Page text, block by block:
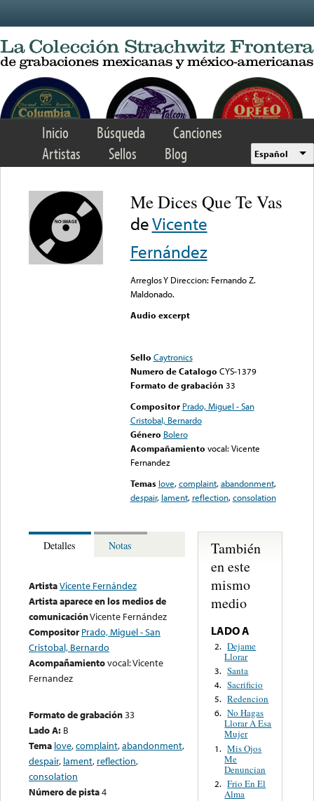
Inicio Búsqueda
Canciones
Artistas
Sellos Blog Español
Me Dices Que Te Vas
deVicente
Fernández
Arreglos Y Direccion: Fernando Z.
Maldonado.
Audio excerpt
Sello Caytronics
Numero de Catalogo CYS-1379
Formato de grabación 33
Compositor Prado, Miguel - San
Cristobal, Bernardo
Género Bolero
Acompañamiento vocal: Vicente
Fernandez
Temas love,complaint,abandonment,
despair, lament, reflection,consolation
Detalles Notas
ArtistaVicente Fernández
Artista aparece en los medios de
comunicaciónVicente Fernández
Compositor Prado, Miguel - San
Cristobal, Bernardo
Acompañamientovocal: Vicente
Fernandez
Formato de grabación33
Lado A: B
Tema love,complaint,abandonment,
despair, lament, reflection,
consolation
Número de pista4
También
en este
mismo
medio
LADO A
2. Dejame
Llorar
3. Santa
4. Sacrificio
5. Redencion
6. No Hagas
Llorar A Esa
Mujer
1. Mis Ojos
Me
Denuncian
2. Frio En El
Alma